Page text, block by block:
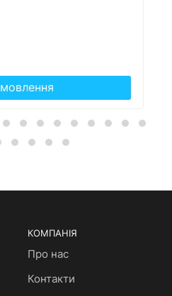
КОМПАНІЯ
Про нас
Контакти